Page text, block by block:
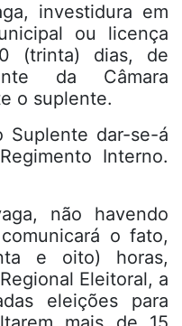
investidura em
ou licença
(trinta) dias, de
da Câmara
o suplente.
Suplente dar-se-á
Interno.
não havendo
o fato,
e oito) horas,
Eleitoral, a
eleições para